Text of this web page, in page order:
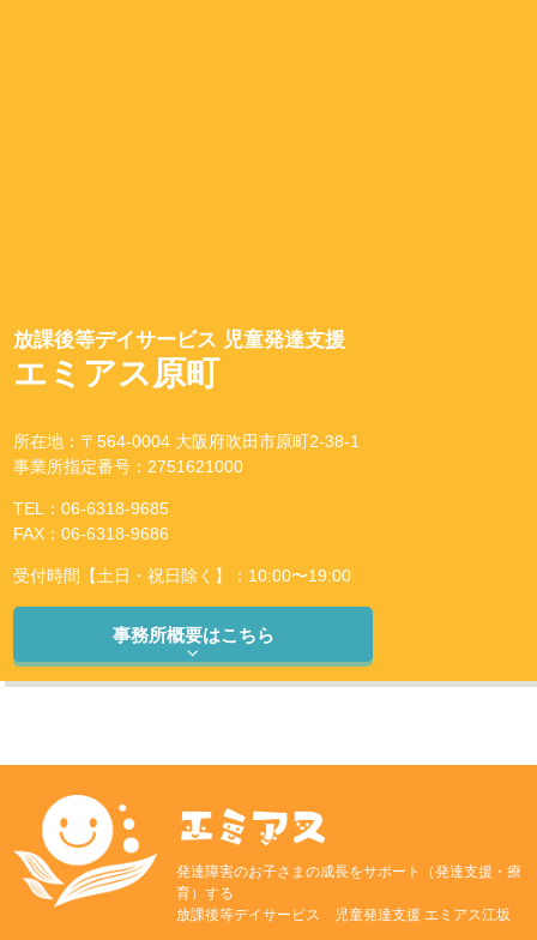
放課後等デイサービス 児童発達支援
エミアス原町
所在地：〒564-0004 大阪府吹田市原町2-38-1
事業所指定番号：2751621000
TEL：06-6318-9685
FAX：06-6318-9686
受付時間【土日・祝日除く】：10:00〜19:00
事務所概要はこちら
発達障害のお子さまの成長をサポート（発達支援・療
育）する
放課後等デイサービス 児童発達支援 エミアス江坂